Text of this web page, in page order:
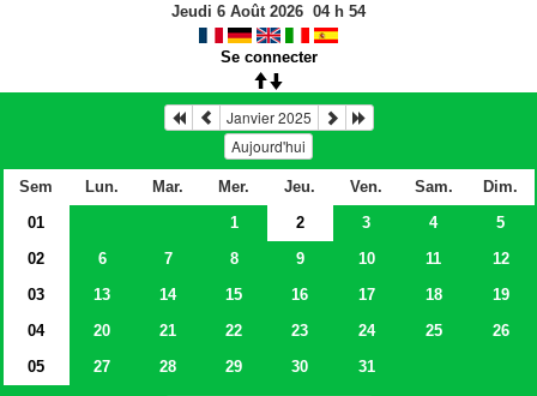
Jeudi 6 Août 2026 04h 54
Se connecter
Janvier 2025
Aujourd'hui
Sem Lun. Mar. Mer. Jeu. Ven. Sam.
Dim.
01
1 2 3 4
5
02
6 7 8 9 10 11
12
03
13 14 15 16 17 18
19
04
20 21 22 23 24 25
26
05
27 28 29 30 31